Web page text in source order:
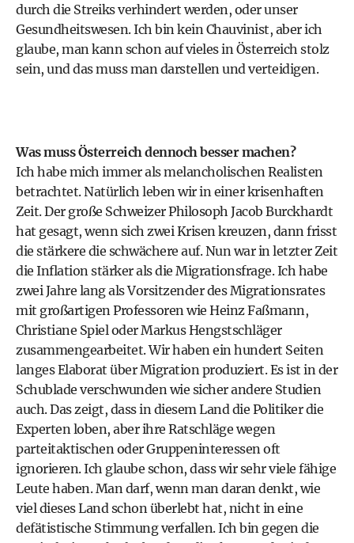
durch die Streiks verhindert werden, oder unser
Gesundheitswesen. Ich bin kein Chauvinist, aber ich
glaube, man kann schon auf vieles in Österreich stolz
sein, und das muss man darstellen und verteidigen.
Was muss Österreich dennoch besser machen?
Ich habe mich immer als melancholischen Realisten
betrachtet. Natürlich leben wir in einer krisenhaften
Zeit. Der große Schweizer Philosoph Jacob Burckhardt
hat gesagt, wenn sich zwei Krisen kreuzen, dann frisst
die stärkere die schwächere auf. Nun war in letzter Zeit
die Inflation stärker als die Migrationsfrage. Ich habe
zwei Jahre lang als Vorsitzender des Migrationsrates
mit großartigen Professoren wie Heinz Faßmann,
Christiane Spiel oder Markus Hengstschläger
zusammengearbeitet. Wir haben ein hundert Seiten
langes Elaborat über Migration produziert. Es ist in der
Schublade verschwunden wie sicher andere Studien
auch. Das zeigt, dass in diesem Land die Politiker die
Experten loben, aber ihre Ratschläge wegen
parteitaktischen oder Gruppeninteressen oft
ignorieren. Ich glaube schon, dass wir sehr viele fähige
Leute haben. Man darf, wenn man daran denkt, wie
viel dieses Land schon überlebt hat, nicht in eine
defätistische Stimmung verfallen. Ich bin gegen die